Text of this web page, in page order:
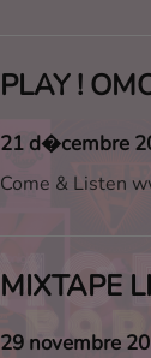
21 d�cembre
Come & Listen
29 novembre